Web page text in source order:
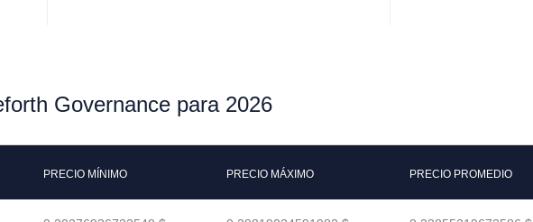
Governance para 2026
PRECIO MÍNIMO PRECIO MÁXIMO PRECIO PROMEDIO